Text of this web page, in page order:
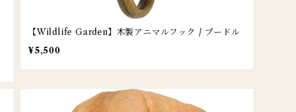
【Wildlife Garden】木製アニマルフック / プードル
¥5,500